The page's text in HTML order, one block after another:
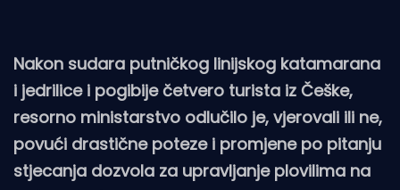
Nakon sudara putničkog linijskog katamarana
i jedrilice i pogibije četvero turista iz Češke,
resorno ministarstvo odlučilo je, vjerovali ili ne,
povući drastične poteze i promjene po pitanju
stjecanja dozvola za upravljanje plovilima na